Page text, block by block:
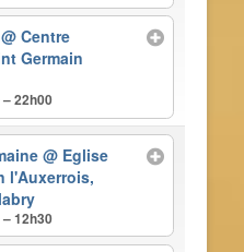
@ Centre
Germain
22h00
@ Eglise
l'Auxerrois,
12h30